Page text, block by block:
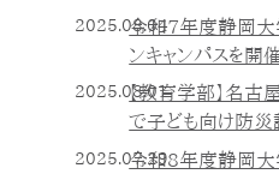
2025.08.04令和7年度静岡
ンキャンパスを開催
2025.08.01【教育学部】名古
で子ども向け防災
2025.07.29令和8年度静岡